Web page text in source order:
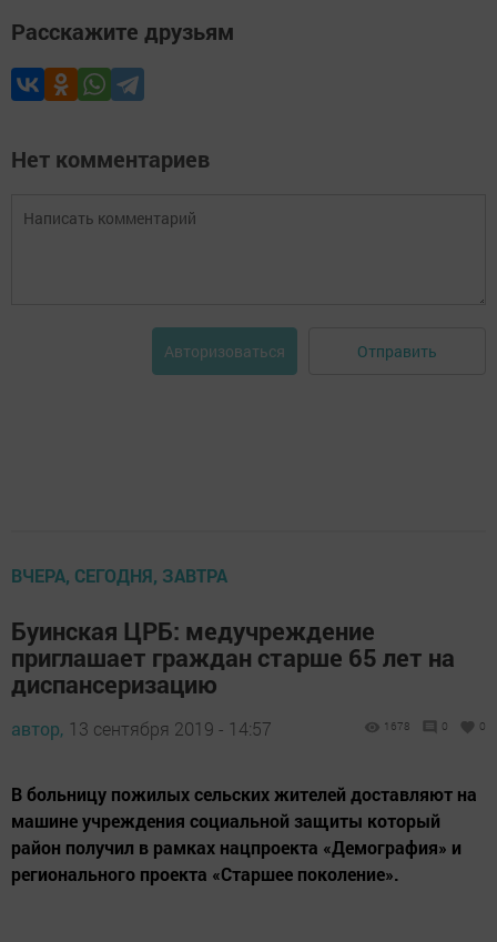
Расскажите друзьям
Нет комментариев
Авторизоваться Отправить
ВЧЕРА, СЕГОДНЯ, ЗАВТРА
Буинская ЦРБ: медучреждение
приглашает граждан старше 65 лет на
диспансеризацию
автор, 13 сентября 2019 - 14:57 1678 0 0
В больницу пожилых сельских жителей доставляют на
машине учреждения социальной защиты который
район получил в рамках нацпроекта «Демография» и
регионального проекта «Старшее поколение».